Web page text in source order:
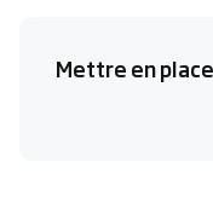
Mettre en place